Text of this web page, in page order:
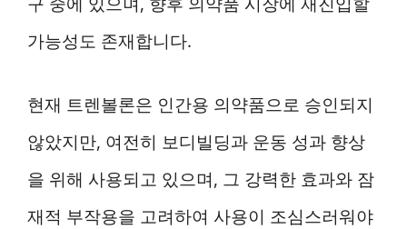
가능성도 존재합니다.
현재 트렌볼론은 인간용 의약품으로 승인되지
않았지만, 여전히 보디빌딩과 운동 성과 향상
을 위해 사용되고 있으며, 그 강력한 효과와 잠
재적 부작용을 고려하여 사용이 조심스러워야